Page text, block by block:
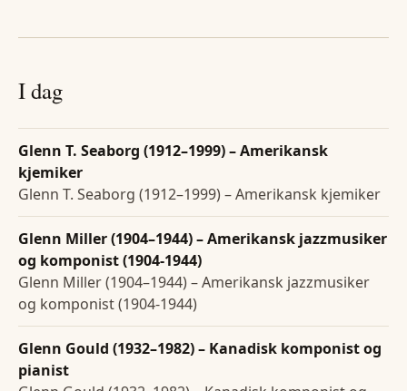
I dag
Glenn T. Seaborg (1912–1999) – Amerikansk
kjemiker
Glenn T. Seaborg (1912–1999) – Amerikansk kjemiker
Glenn Miller (1904–1944) – Amerikansk jazzmusiker
og komponist (1904-1944)
Glenn Miller (1904–1944) – Amerikansk jazzmusiker
og komponist (1904-1944)
Glenn Gould (1932–1982) – Kanadisk komponist og
pianist